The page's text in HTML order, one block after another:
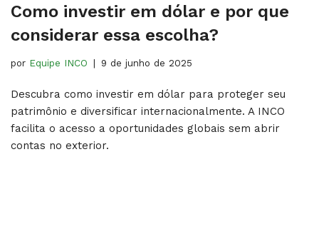
Como investir em dólar​ e por que
considerar essa escolha?
por Equipe INCO 9 de junho de 2025
Descubra como investir em dólar para proteger seu
patrimônio e diversificar internacionalmente. A INCO
facilita o acesso a oportunidades globais sem abrir
contas no exterior.